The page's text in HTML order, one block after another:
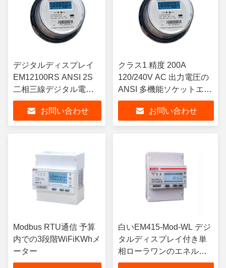
デジタルディスプレイ
EM12100RS ANSI 2S
二相三線デジタル電気
電源メーター
お問い合わせ
クラス1 精度 200A
120/240V AC 出力電圧の
ANSI 多機能ソケットエネ
ルギーメーター
お問い合わせ
Modbus RTU通信 予算
内での3段階WiFiKWhメ
ーター
白いEM415-Mod-WL デジ
タルディスプレイ付き単
相ローラワンのエネルギ
ーメーター